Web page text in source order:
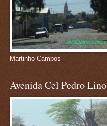
Martinho Campos
Avenida Cel Pedro Lino